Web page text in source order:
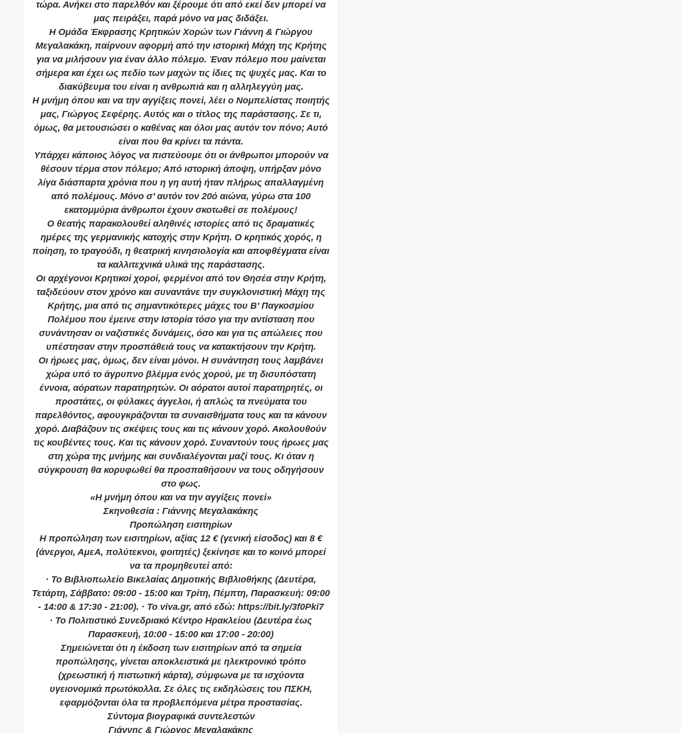
τώρα. Ανήκει στο παρελθόν και ξέρουμε ότι από εκεί δεν μπορεί να
μας πειράξει, παρά μόνο να μας διδάξει.
Η Ομάδα Έκφρασης Κρητικών Χορών των Γιάννη & Γιώργου
Μεγαλακάκη, παίρνουν αφορμή από την ιστορική Μάχη της Κρήτης
για να μιλήσουν για έναν άλλο πόλεμο. Έναν πόλεμο που μαίνεται
σήμερα και έχει ως πεδίο των μαχών τις ίδιες τις ψυχές μας. Και το
διακύβευμα του είναι η ανθρωπιά και η αλληλεγγύη μας.
Η μνήμη όπου και να την αγγίξεις πονεί, λέει ο Νομπελίστας ποιητής
μας, Γιώργος Σεφέρης. Αυτός και ο τίτλος της παράστασης. Σε τι,
όμως, θα μετουσιώσει ο καθένας και όλοι μας αυτόν τον πόνο; Αυτό
είναι που θα κρίνει τα πάντα.
Υπάρχει κάποιος λόγος να πιστεύουμε ότι οι άνθρωποι μπορούν να
θέσουν τέρμα στον πόλεμο; Από ιστορική άποψη, υπήρξαν μόνο
λίγα διάσπαρτα χρόνια που η γη αυτή ήταν πλήρως απαλλαγμένη
από πολέμους. Μόνο σ’ αυτόν τον 20ό αιώνα, γύρω στα 100
εκατομμύρια άνθρωποι έχουν σκοτωθεί σε πολέμους!
Ο θεατής παρακολουθεί αληθινές ιστορίες από τις δραματικές
ημέρες της γερμανικής κατοχής στην Κρήτη. Ο κρητικός χορός, η
ποίηση, το τραγούδι, η θεατρική κινησιολογία και αποφθέγματα είναι
τα καλλιτεχνικά υλικά της παράστασης.
Οι αρχέγονοι Κρητικοί χοροί, φερμένοι από τον Θησέα στην Κρήτη,
ταξιδεύουν στον χρόνο και συναντάνε την συγκλονιστική Μάχη της
Κρήτης, μια από τις σημαντικότερες μάχες του Β’ Παγκοσμίου
Πολέμου που έμεινε στην Ιστορία τόσο για την αντίσταση που
συνάντησαν οι ναζιστικές δυνάμεις, όσο και για τις απώλειες που
υπέστησαν στην προσπάθειά τους να κατακτήσουν την Κρήτη.
Οι ήρωες μας, όμως, δεν είναι μόνοι. Η συνάντηση τους λαμβάνει
χώρα υπό το άγρυπνο βλέμμα ενός χορού, με τη δισυπόστατη
έννοια, αόρατων παρατηρητών. Οι αόρατοι αυτοί παρατηρητές, οι
προστάτες, οι φύλακες άγγελοι, ή απλώς τα πνεύματα του
παρελθόντος, αφουγκράζονται τα συναισθήματα τους και τα κάνουν
χορό. Διαβάζουν τις σκέψεις τους και τις κάνουν χορό. Ακολουθούν
τις κουβέντες τους. Και τις κάνουν χορό. Συναντούν τους ήρωες μας
στη χώρα της μνήμης και συνδιαλέγονται μαζί τους. Κι όταν η
σύγκρουση θα κορυφωθεί θα προσπαθήσουν να τους οδηγήσουν
στο φως.
«Η μνήμη όπου και να την αγγίξεις πονεί»
Σκηνοθεσία : Γιάννης Μεγαλακάκης
Προπώληση εισιτηρίων
Η προπώληση των εισιτηρίων, αξίας 12 € (γενική είσοδος) και 8 €
(άνεργοι, ΑμεΑ, πολύτεκνοι, φοιτητές) ξεκίνησε και το κοινό μπορεί
να τα προμηθευτεί από:
· Το Βιβλιοπωλείο Βικελαίας Δημοτικής Βιβλιοθήκης (Δευτέρα,
Τετάρτη, Σάββατο: 09:00 - 15:00 και Τρίτη, Πέμπτη, Παρασκευή: 09:00
- 14:00 & 17:30 - 21:00). · Το viva.gr, από εδώ: https://bit.ly/3f0Pki7
· Το Πολιτιστικό Συνεδριακό Κέντρο Ηρακλείου (Δευτέρα έως
Παρασκευή, 10:00 - 15:00 και 17:00 - 20:00)
Σημειώνεται ότι η έκδοση των εισιτηρίων από τα σημεία
προπώλησης, γίνεται αποκλειστικά με ηλεκτρονικό τρόπο
(χρεωστική ή πιστωτική κάρτα), σύμφωνα με τα ισχύοντα
υγειονομικά πρωτόκολλα. Σε όλες τις εκδηλώσεις του ΠΣΚΗ,
εφαρμόζονται όλα τα προβλεπόμενα μέτρα προστασίας.
Σύντομα βιογραφικά συντελεστών
Γιάννης & Γιώργος Μεγαλακάκης